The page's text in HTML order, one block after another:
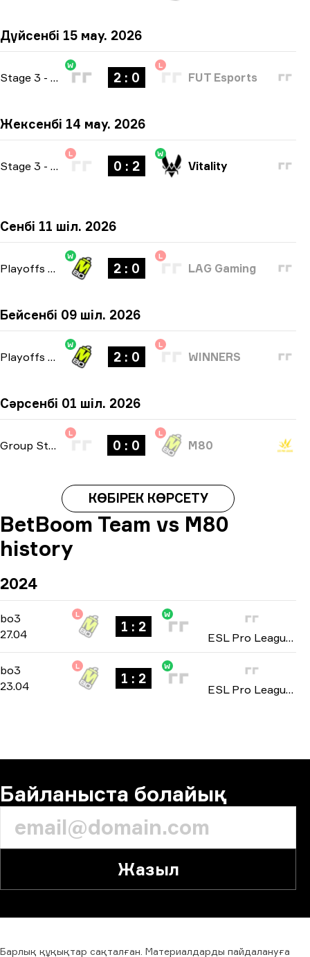
Дүйсенбі 15 мау. 2026
Stage 3 - bo3
W
2 : 0
L
FUT Esports
Жексенбі 14 мау. 2026
Stage 3 - bo3
L
0 : 2
W
Vitality
Сенбі 11 шіл. 2026
Playoffs bo3
W
2 : 0
L
LAG Gaming
Бейсенбі 09 шіл. 2026
Playoffs bo3
W
2 : 0
L
WINNERS
Сәрсенбі 01 шіл. 2026
Group Stage
L
0 : 0
L
M80
КӨБІРЕК КӨРСЕТУ
BetBoom Team vs M80
history
2024
bo3 -bo3
27.04
L
1 : 2
W
ESL Pro League: Season 19 2024
bo3 -bo3
23.04
L
1 : 2
W
ESL Pro League: Season 19 2024
Байланыста болайық
Жазыл
Барлық құқықтар сақталған. Материалдарды пайдалануға